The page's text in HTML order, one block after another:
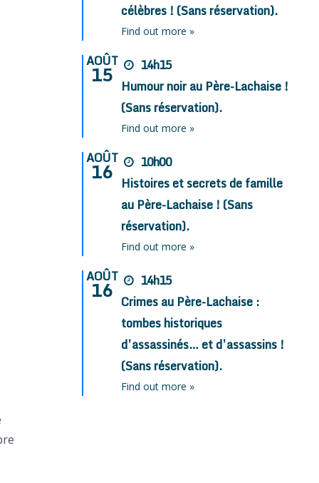
célèbres ! (Sans réservation).
Find out more »
AOÛT
15
14h15
Humour noir au Père-Lachaise !
(Sans réservation).
Find out more »
AOÛT
16
10h00
Histoires et secrets de famille
au Père-Lachaise ! (Sans
réservation).
Find out more »
AOÛT
16
14h15
Crimes au Père-Lachaise :
tombes historiques
d’assassinés… et d’assassins !
(Sans réservation).
Find out more »